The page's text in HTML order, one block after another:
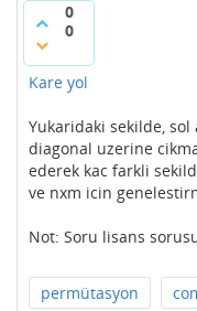
0
0
Kare yol
Yukaridaki sekilde,
diagonal uzerine
ederek kac farkli
ve nxm icin
Not: Soru lisans
permütasyon